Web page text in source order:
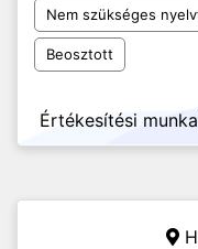
Nem szükséges
Beosztott
Értékesítési